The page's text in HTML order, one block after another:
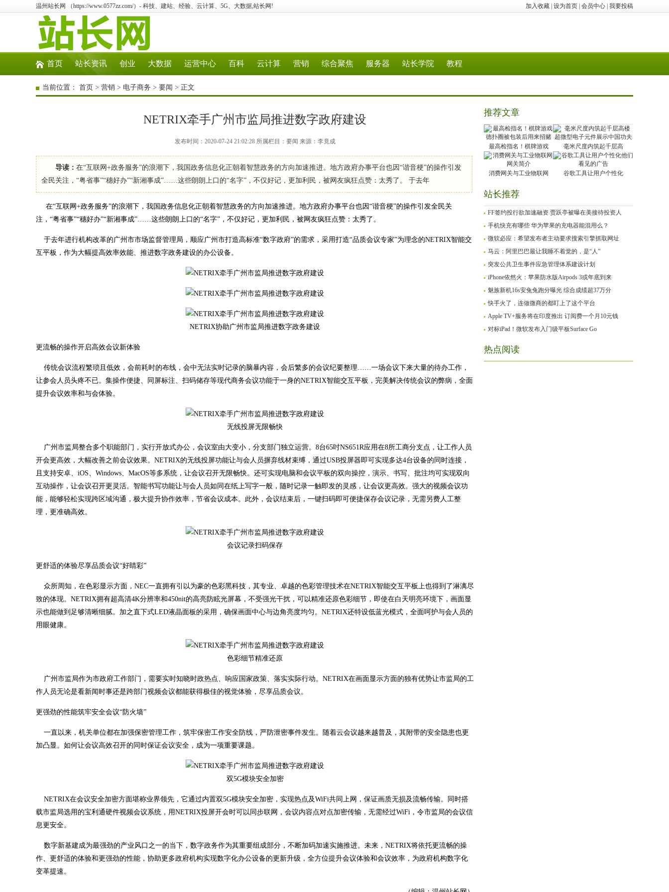
加入收藏 设为首页 会员中心 我要投稿
温州站长网 （https://www.0577zz.com/）- 科技、建站、经验、云计算、5G、大数据,站长网!
首页 站长资讯 创业 大数据 运营中心 百科 云计算 营销 综合聚焦 服务器 站长学院 教程
当前位置： 首页 > 营销 > 电子商务 > 要闻 > 正文
NETRIX牵手广州市监局推进数字政府建设
发布时间：2020-07-24 21:02:28 所属栏目：要闻 来源：李竟成
导读： 在“互联网+政务服务”的浪潮下，我国政务信息化正朝着智慧政务的方向加速推进。地方政府办事平台也因“谐音梗”的操作引发
全民关注，“粤省事”“穗好办”“新湘事成”……这些朗朗上口的“名字”，不仅好记，更加利民，被网友疯狂点赞：太秀了。 于去年
在“互联网+政务服务”的浪潮下，我国政务信息化正朝着智慧政务的方向加速推进。地方政府办事平台也因“谐音梗”的操作引发全民关
注，“粤省事”“穗好办”“新湘事成”……这些朗朗上口的“名字”，不仅好记，更加利民，被网友疯狂点赞：太秀了。
于去年进行机构改革的广州市市场监督管理局，顺应广州市打造高标准“数字政府”的需求，采用打造“品质会议专家”为理念的NETRIX智能交
互平板，作为大幅提高效率效能、推进数字政务建设的办公设备。
NETRIX协助广州市监局推进数字政务建设
更流畅的操作开启高效会议新体验
传统会议流程繁琐且低效，会前耗时的布线，会中无法实时记录的脑暴内容，会后繁多的会议纪要整理……一场会议下来大量的待办工作，
让参会人员头疼不已。集操作便捷、同屏标注、扫码储存等现代商务会议功能于一身的NETRIX智能交互平板，完美解决传统会议的弊病，全面
提升会议效率和与会体验。
无线投屏无限畅快
广州市监局整合多个职能部门，实行开放式办公，会议室由大变小，分支部门独立运营。8台65吋NS651R应用在8所工商分支点，让工作人员
开会更高效，大幅改善之前会议效果。NETRIX的无线投屏功能让与会人员摒弃线材束缚，通过USB投屏器即可实现多达4台设备的同时连接，
且支持安卓、iOS、Windows、MacOS等多系统，让会议召开无限畅快。还可实现电脑和会议平板的双向操控，演示、书写、批注均可实现双向
互动操作，让会议召开更灵活。智能书写功能让与会人员如同在纸上写字一般，随时记录一触即发的灵感，让会议更高效。强大的视频会议功
能，能够轻松实现跨区域沟通，极大提升协作效率，节省会议成本。此外，会议结束后，一键扫码即可便捷保存会议记录，无需另费人工整
理，更准确高效。
会议记录扫码保存
更舒适的体验尽享品质会议“好睛彩”
众所周知，在色彩显示方面，NEC一直拥有引以为豪的色彩黑科技，其专业、卓越的色彩管理技术在NETRIX智能交互平板上也得到了淋漓尽
致的体现。NETRIX拥有超高清4K分辨率和450nit的高亮防眩光屏幕，不受强光干扰，可以精准还原色彩细节，即使在白天明亮环境下，画面显
示也能做到足够清晰细腻。加之直下式LED液晶面板的采用，确保画面中心与边角亮度均匀。NETRIX还特设低蓝光模式，全面呵护与会人员的
用眼健康。
色彩细节精准还原
广州市监局作为市政府工作部门，需要实时知晓时政热点、响应国家政策、落实实际行动。NETRIX在画面显示方面的独有优势让市监局的工
作人员无论是看新闻时事还是跨部门视频会议都能获得极佳的视觉体验，尽享品质会议。
更强劲的性能筑牢安全会议“防火墙”
一直以来，机关单位都在加强保密管理工作，筑牢保密工作安全防线，严防泄密事件发生。随着云会议越来越普及，其附带的安全隐患也更
加凸显。如何让会议高效召开的同时保证会议安全，成为一项重要课题。
双5G模块安全加密
NETRIX在会议安全加密方面堪称业界领先，它通过内置双5G模块安全加密，实现热点及WiFi共同上网，保证画质无损及流畅传输。同时搭
载市监局选用的宝利通硬件视频会议系统，用NETRIX投屏开会时可以同步联网，会议内容点对点加密传输，无需经过WiFi，令市监局的会议信
息更安全。
数字新基建成为最强劲的产业风口之一的当下，数字政务作为其重要组成部分，不断加码加速实施推进。未来，NETRIX将依托更流畅的操
作、更舒适的体验和更强劲的性能，协助更多政府机构实现数字化办公设备的更新升级，全方位提升会议体验和会议效率，为政府机构数字化
变革提速。
推荐文章
最高检指名！棋牌游戏 毫米尺度内筑起千层高
消费网关与工业物联网 谷歌工具让用户个性化
站长推荐
FF签约投行欲加速融资 贾跃亭被曝在美接待投资人
手机快充有哪些 华为苹果的充电器能混用么？
微软必应：希望发布者主动要求搜索引擎抓取网址
马云：阿里巴巴最让我睡不着觉的，是“人”
突发公共卫生事件应急管理体系建设计划
iPhone依然火：苹果防水版Airpods 3或年底到来
魅族新机16s安兔兔跑分曝光 综合成绩超37万分
快手火了，连做微商的都盯上了这个平台
Apple TV+服务将在印度推出 订阅费一个月10元钱
对标iPad！微软发布入门级平板Surface Go
热点阅读